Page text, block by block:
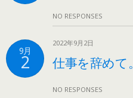
NO RESPONSES
9月
2
2022年9月2日
仕事を辞めて。
NO RESPONSES